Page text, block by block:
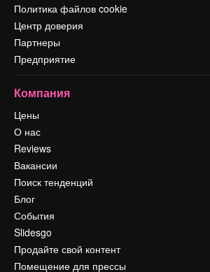
Политика файлов cookie
Центр доверия
Партнеры
Предприятие
Компания
Цены
О нас
Reviews
Вакансии
Поиск тенденций
Блог
События
Slidesgo
Продайте свой контент
Помещение для прессы